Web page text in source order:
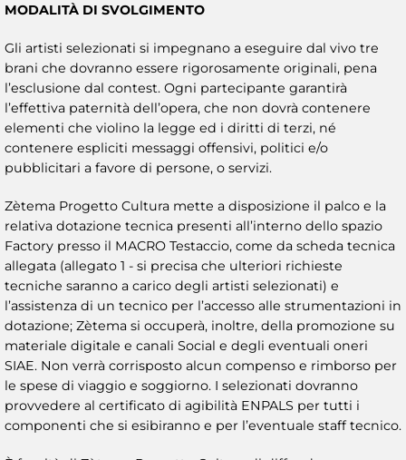
MODALITÀ DI SVOLGIMENTO
Gli artisti selezionati si impegnano a eseguire dal vivo tre
brani che dovranno essere rigorosamente originali, pena
l’esclusione dal contest. Ogni partecipante garantirà
l’effettiva paternità dell’opera, che non dovrà contenere
elementi che violino la legge ed i diritti di terzi, né
contenere espliciti messaggi offensivi, politici e/o
pubblicitari a favore di persone, o servizi.
Zètema Progetto Cultura mette a disposizione il palco e la
relativa dotazione tecnica presenti all’interno dello spazio
Factory presso il MACRO Testaccio, come da scheda tecnica
allegata (allegato 1 - si precisa che ulteriori richieste
tecniche saranno a carico degli artisti selezionati) e
l’assistenza di un tecnico per l’accesso alle strumentazioni in
dotazione; Zètema si occuperà, inoltre, della promozione su
materiale digitale e canali Social e degli eventuali oneri
SIAE. Non verrà corrisposto alcun compenso e rimborso per
le spese di viaggio e soggiorno. I selezionati dovranno
provvedere al certificato di agibilità ENPALS per tutti i
componenti che si esibiranno e per l’eventuale staff tecnico.